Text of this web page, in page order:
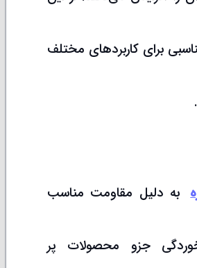
برای کاربردهای مختلف
به دلیل مقاومت مناسب
جزو محصولات پر